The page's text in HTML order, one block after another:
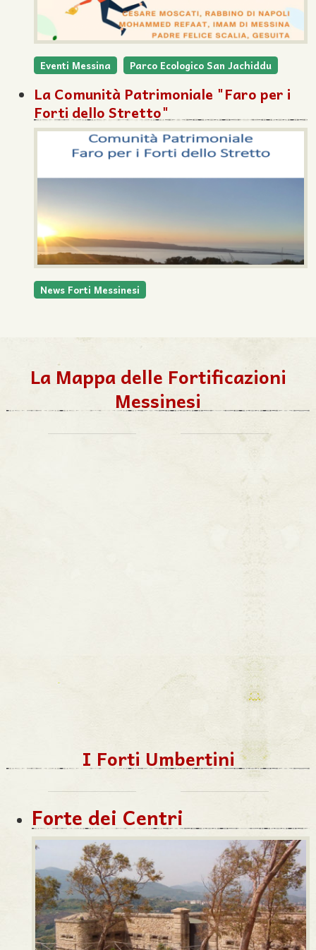
Eventi Messina Parco Ecologico San Jachiddu
La Comunità Patrimoniale "Faro per i
Forti dello Stretto"
News Forti Messinesi
La Mappa delle Fortificazioni
Messinesi
I Forti Umbertini
Forte dei Centri